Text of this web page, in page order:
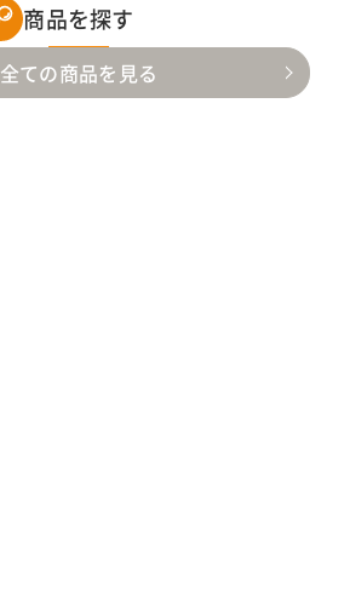
商品を探す
全ての商品を見る